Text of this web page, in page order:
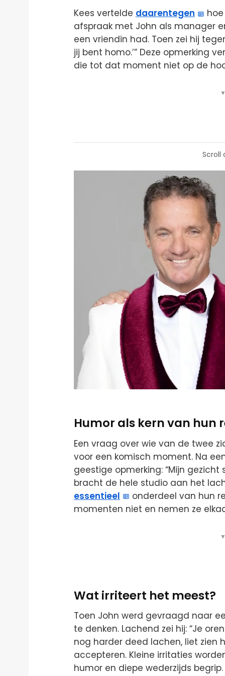
Kees vertelde daarentegen
afspraak met John als manager
een vriendin had. Toen zei hij
jij bent homo.’” Deze opmerking
die tot dat moment niet op de
Scroll
Humor als kern van hun
Een vraag over wie van de twee
voor een komisch moment. Na
geestige opmerking: “Mijn
bracht de hele studio aan het
essentieel
onderdeel van hun
momenten niet en nemen ze
Wat irriteert het meest?
Toen John werd gevraagd naar
te denken. Lachend zei hij: “Je
nog harder deed lachen, liet zien
accepteren. Kleine irritaties
humor en diepe wederzijds begrip.